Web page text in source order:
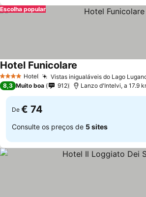
Escolha popular
4 EstrelasHotel Vistas inigualáveis do Lago
Hotel Funicolare
8,3 Muito boa 912 Lanzo d'Intelvi, a 17.9
De € 74
Consulte os preços de 5 sites